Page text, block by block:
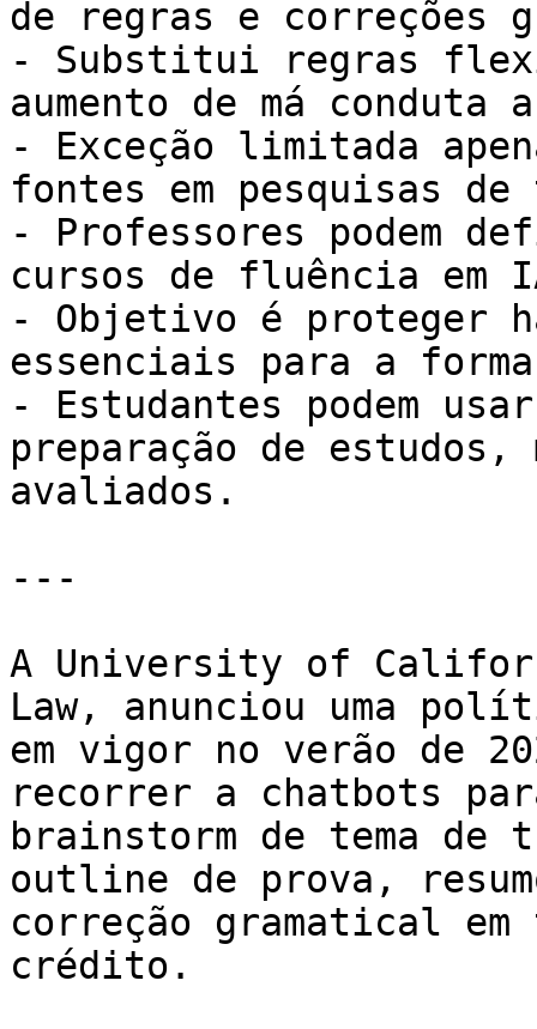
de regras e correções
- Substitui regras
aumento de má conduta
- Exceção limitada
fontes em pesquisas
- Professores podem
cursos de fluência em
- Objetivo é proteger
essenciais para a
- Estudantes podem
preparação de
avaliados.
---
A University of
Law, anunciou uma
em vigor no verão de
recorrer a chatbots
brainstorm de tema de
outline de prova,
correção gramatical
crédito.